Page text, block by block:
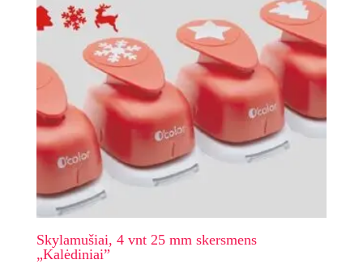
Skylamušiai, 4 vnt 25 mm skersmens
„Kalėdiniai”